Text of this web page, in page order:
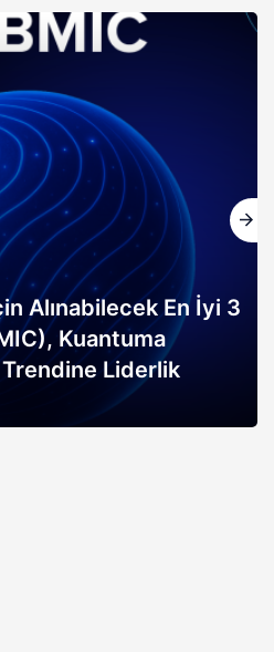
Alınabilecek En İyi 3
Kuantuma
Trendine Liderlik